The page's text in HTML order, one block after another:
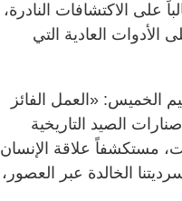
على الاكتشافات النادرة،
العادية التي
الخميس: «العمل الفائز
من صنارات الصيد التاريخية
مستكشفاً علاقة الإنسان
الخالدة عبر العصور،